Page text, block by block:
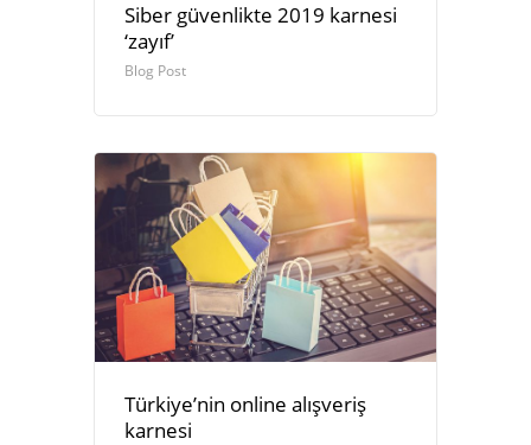
Siber güvenlikte 2019 karnesi
‘zayıf’
Blog Post
Türkiye’nin online alışveriş
karnesi